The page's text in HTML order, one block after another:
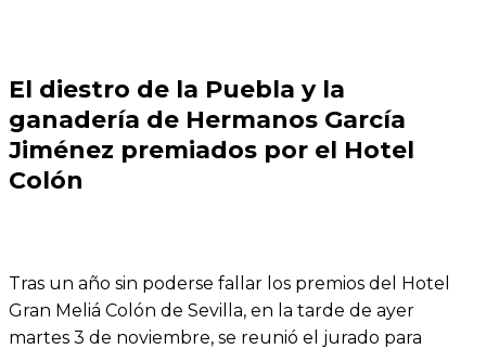
El diestro de la Puebla y la
ganadería de Hermanos García
Jiménez premiados por el Hotel
Colón
Tras un año sin poderse fallar los premios del Hotel
Gran Meliá Colón de Sevilla, en la tarde de ayer
martes 3 de noviembre, se reunió el jurado para